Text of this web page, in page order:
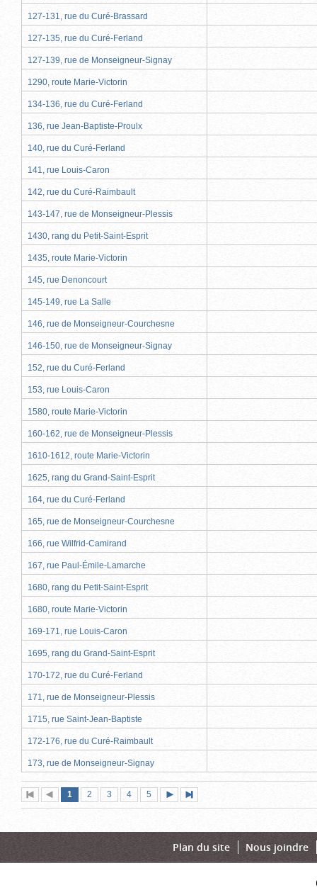
127-131, rue du Curé-Brassard
127-135, rue du Curé-Ferland
127-139, rue de Monseigneur-Signay
1290, route Marie-Victorin
134-136, rue du Curé-Ferland
136, rue Jean-Baptiste-Proulx
140, rue du Curé-Ferland
141, rue Louis-Caron
142, rue du Curé-Raimbault
143-147, rue de Monseigneur-Plessis
1430, rang du Petit-Saint-Esprit
1435, route Marie-Victorin
145, rue Denoncourt
145-149, rue La Salle
146, rue de Monseigneur-Courchesne
146-150, rue de Monseigneur-Signay
152, rue du Curé-Ferland
153, rue Louis-Caron
1580, route Marie-Victorin
160-162, rue de Monseigneur-Plessis
1610-1612, route Marie-Victorin
1625, rang du Grand-Saint-Esprit
164, rue du Curé-Ferland
165, rue de Monseigneur-Courchesne
166, rue Wilfrid-Camirand
167, rue Paul-Émile-Lamarche
1680, rang du Petit-Saint-Esprit
1680, route Marie-Victorin
169-171, rue Louis-Caron
1695, rang du Grand-Saint-Esprit
170-172, rue du Curé-Ferland
171, rue de Monseigneur-Plessis
1715, rue Saint-Jean-Baptiste
172-176, rue du Curé-Raimbault
173, rue de Monseigneur-Signay
Première
page
Page
précédente
Page
1 (page
actuelle)
Page
2 Page
3 Page
4 Page
5
suivante
page
Plan du site Nous joindre